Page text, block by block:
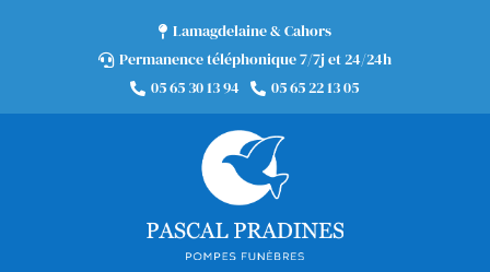
 Lamagdelaine & Cahors
 Permanence téléphonique 7/7j et 24/24h
 05 65 30 13 94  05 65 22 13 05